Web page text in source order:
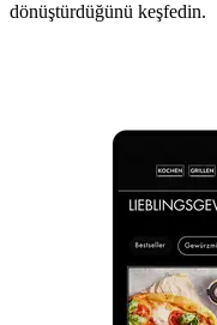
dönüştürdüğünü keşfedin.